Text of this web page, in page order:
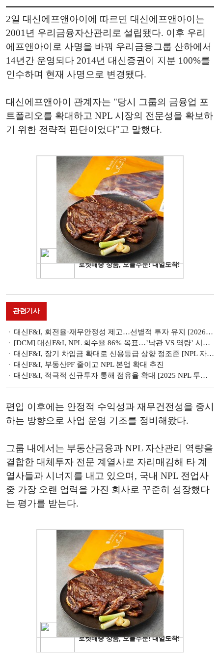
2일 대신에프앤아이에 따르면 대신에프앤아이는
2001년 우리금융자산관리로 설립됐다. 이후 우리
에프앤아이로 사명을 바꿔 우리금융그룹 산하에서
14년간 운영되다 2014년 대신증권이 지분 100%를
인수하며 현재 사명으로 변경됐다.
대신에프앤아이 관계자는 "당시 그룹의 금융업 포
트폴리오를 확대하고 NPL 시장의 전문성을 확보하
기 위한 전략적 판단이었다"고 말했다.
관련기사
대신F&I, 회전율·재무안정성 제고…선별적 투자 유지 [2026 NPL 투자사 경영전략]
[DCM] 대신F&I, NPL 회수율 86% 목표…’낙관 VS 역량’ 시험대
대신F&I, 장기 차입금 확대로 신용등급 상향 정조준 [NPL 자금조달 리포트]
대신F&I, 부동산PF 줄이고 NPL 본업 확대 추진
대신F&I, 적극적 신규투자 통해 점유율 확대 [2025 NPL 투자사 경영전략]
편입 이후에는 안정적 수익성과 재무건전성을 중시
하는 방향으로 사업 운영 기조를 정비해왔다.
그룹 내에서는 부동산금융과 NPL 자산관리 역량을
결합한 대체투자 전문 계열사로 자리매김해 타 계
열사들과 시너지를 내고 있으며, 국내 NPL 전업사
중 가장 오랜 업력을 가진 회사로 꾸준히 성장했다
는 평가를 받는다.